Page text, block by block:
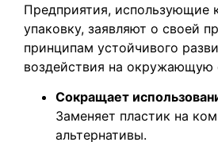
Предприятия, использующие
упаковку, заявляют о своей
принципам устойчивого
воздействия на окружающую
Сокращает
Заменяет пластик на
альтернативы.